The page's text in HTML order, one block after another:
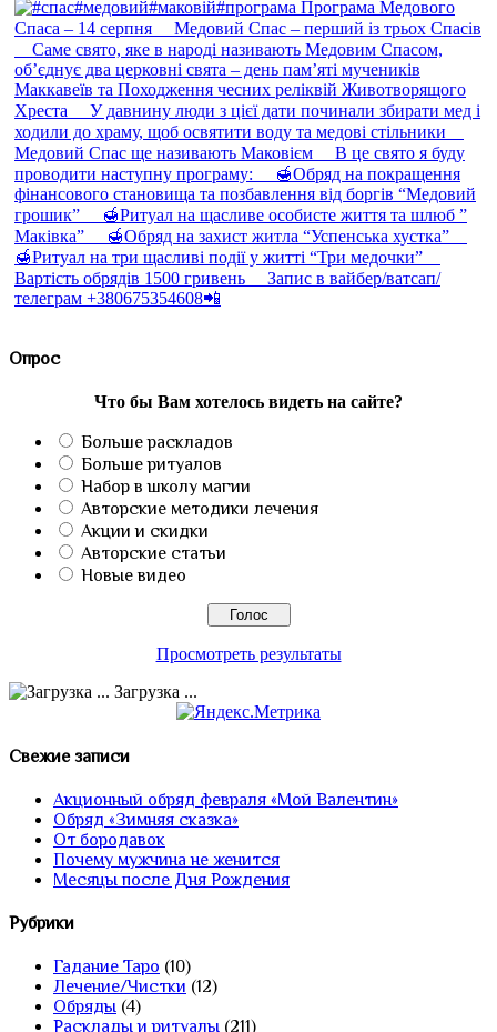
Опрос
Что бы Вам хотелось видеть на сайте?
Больше раскладов
Больше ритуалов
Набор в школу магии
Авторские методики лечения
Акции и скидки
Авторские статьи
Новые видео
Просмотреть результаты
Загрузка ...
Свежие записи
Акционный обряд февраля «Мой Валентин»
Обряд «Зимняя сказка»
От бородавок
Почему мужчина не женится
Месяцы после Дня Рождения
Рубрики
Гадание Таро (10)
Лечение/Чистки (12)
Обряды (4)
Расклады и ритуалы (211)